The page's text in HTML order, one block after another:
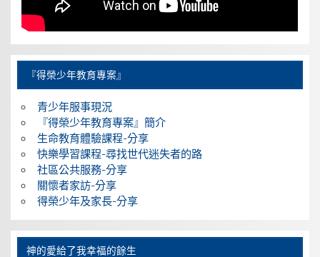
『得榮少年教育專案』
青少年服事現況
『得榮少年教育專案』簡介
生命教育體驗課程-分享
快樂學習課程-尋找世代迷失者的路
社區公共服務-分享
關懷者家訪-分享
得榮少年及家長-分享
神的愛給了我幸福的餘生